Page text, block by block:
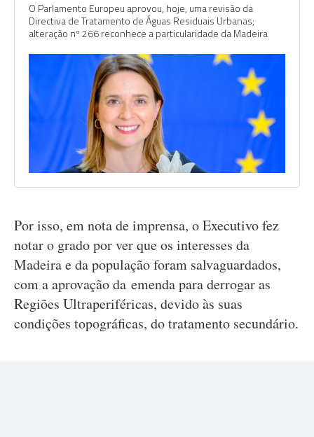
O Parlamento Europeu aprovou, hoje, uma revisão da
Directiva de Tratamento de Águas Residuais Urbanas;
alteração nº 266 reconhece a particularidade da Madeira
Por isso, em nota de imprensa, o Executivo fez
notar o grado por ver que os interesses da
Madeira e da população foram salvaguardados,
com a aprovação da emenda para derrogar as
Regiões Ultraperiféricas, devido às suas
condições topográficas, do tratamento secundário.